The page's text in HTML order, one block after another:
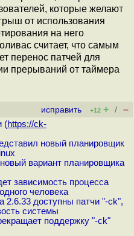
которые желают
от использования
на него
считает, что самым
перенос патчей для
прерываний от таймера
исправить +12 + / –
(https://ck-
новый планировщик
вариант планировщика
зависимость процесса
человека
2.6.33 доступны патчи "-ck",
системы
поддержку "-ck"